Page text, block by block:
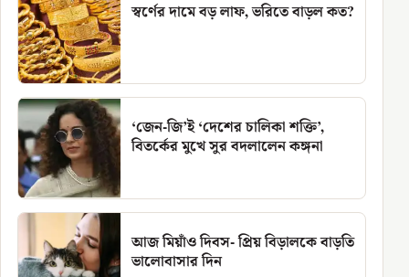
স্বর্ণের দামে বড় লাফ, ভরিতে বাড়ল কত?
‘জেন-জি’ই ‘দেশের চালিকা শক্তি’,
বিতর্কের মুখে সুর বদলালেন কঙ্গনা
আজ মিয়াঁও দিবস- প্রিয় বিড়ালকে বাড়তি
ভালোবাসার দিন